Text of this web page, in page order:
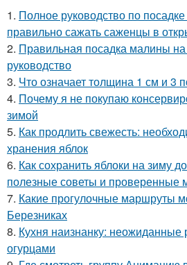
1. Полное руководство по
правильно сажать саженцы в
2. Правильная посадка малины
руководство
3. Что означает толщина 1 см и 3
4. Почему я не покупаю
зимой
5. Как продлить свежесть:
хранения яблок
6. Как сохранить яблоки на зиму
полезные советы и проверенные
7. Какие прогулочные маршруты
Березниках
8. Кухня наизнанку: неожиданные
огурцами